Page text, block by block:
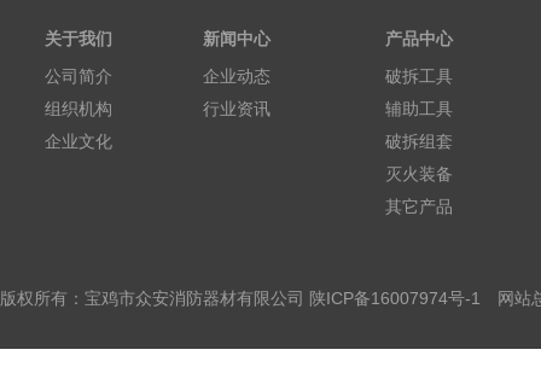
关于我们
公司简介
组织机构
企业文化
新闻中心
企业动态
行业资讯
产品中心
破拆工具
辅助工具
破拆组套
灭火装备
其它产品
版权所有：宝鸡市众安消防器材有限公司 陕ICP备16007974号-1 网站